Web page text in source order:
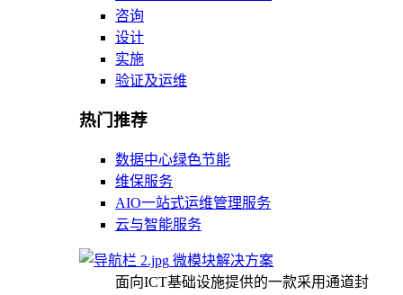
咨询
设计
实施
验证及运维
热门推荐
数据中心绿色节能
维保服务
AIO一站式运维管理服务
云与智能服务
微模块解决方案
面向ICT基础设施提供的一款采用通道封